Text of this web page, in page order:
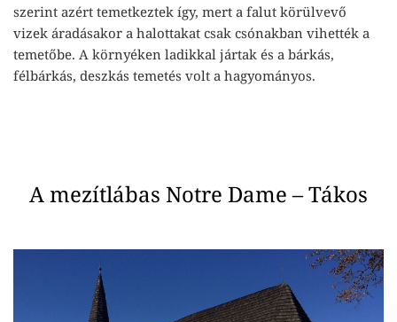
szerint azért temetkeztek így, mert a falut körülvevő
vizek áradásakor a halottakat csak csónakban vihették a
temetőbe. A környéken ladikkal jártak és a bárkás,
félbárkás, deszkás temetés volt a hagyományos.
A mezítlábas Notre Dame – Tákos